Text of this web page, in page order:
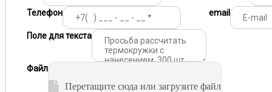
Телефон email
Поле для текста
Файл
Перетащите сюда или загрузите файл